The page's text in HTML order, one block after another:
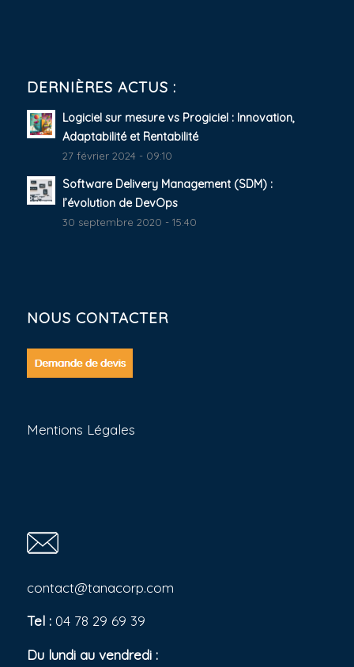
DERNIÈRES ACTUS :
Logiciel sur mesure vs Progiciel : Innovation,
Adaptabilité et Rentabilité
27 février 2024 - 09:10
Software Delivery Management (SDM) :
l’évolution de DevOps
30 septembre 2020 - 15:40
NOUS CONTACTER
Mentions Légales
contact@tanacorp.com
Tel : 04 78 29 69 39
Du lundi au vendredi :